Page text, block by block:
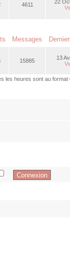
4611
22
Messages
15885
13
les heures sont au format